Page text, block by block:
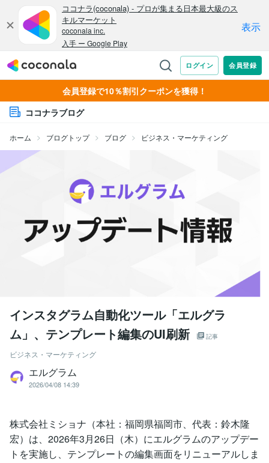
会員登録で10％割引クーポンを獲得！
ココナラブログ
ホーム ブログトップ ブログ ビジネス・マーケティング
インスタグラム自動化ツール「エルグラ
ム」、テンプレート編集のUI刷新
記事
ビジネス・マーケティング
エルグラム
2026/04/08 14:39
株式会社ミショナ（本社：福岡県福岡市、代表：鈴木隆
宏）は、2026年3月26日（木）にエルグラムのアップデー
トを実施し、テンプレートの編集画面をリニューアルしま